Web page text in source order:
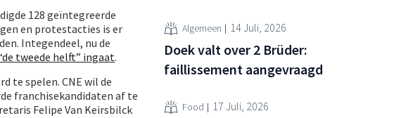
128 geïntegreerde
en protestacties is er
Integendeel, nu de
tweede helft” ingaat.
te spelen. CNE wil de
franchisekandidaten af te
Felipe Van Keirsbilck
Algemeen 14 Juli, 2026
Doek valt over 2 Brüder:
faillissement aangevraagd
Food 17 Juli, 2026